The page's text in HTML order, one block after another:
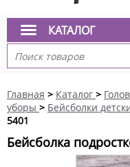
КАТАЛОГ
Главная > Каталог >
уборы > Бейсболки
5401
Бейсболка